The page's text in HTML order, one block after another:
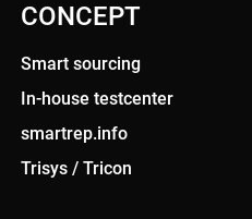
CONCEPT
Smart sourcing
In-house testcenter
smartrep.info
Trisys / Tricon